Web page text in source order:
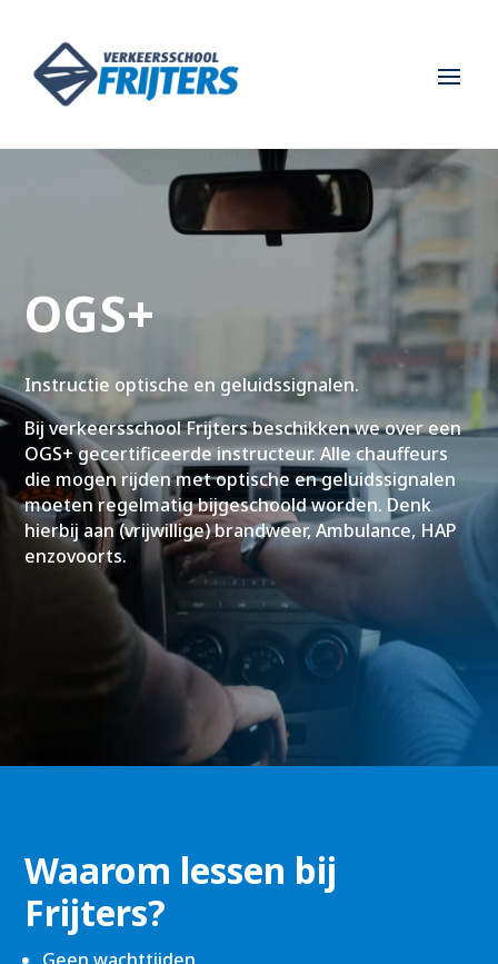
OGS+
Instructie optische en geluidssignalen.
Bij verkeersschool Frijters beschikken we over een
OGS+ gecertificeerde instructeur. Alle chauffeurs
die mogen rijden met optische en geluidssignalen
moeten regelmatig bijgeschoold worden. Denk
hierbij aan (vrijwillige) brandweer, Ambulance, HAP
enzovoorts.
Waarom lessen bij
Frijters?